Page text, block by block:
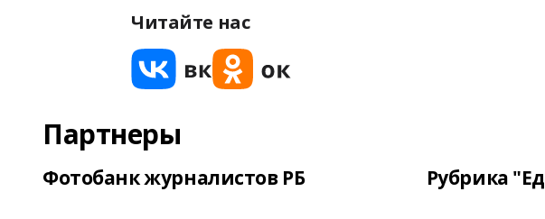
Читайте нас
Партнеры
Фотобанк журналистов РБ Рубрика